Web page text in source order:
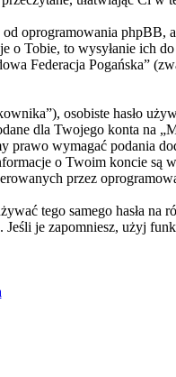
oprogramowania phpBB,
Tobie, to wysyłanie ich
Federacja Pogańska”
osobiste hasło
dla Twojego konta na
prawo wymagać podania
o Twoim koncie są
przez
tego samego hasła na
. Jeśli je zapomniesz, użyj